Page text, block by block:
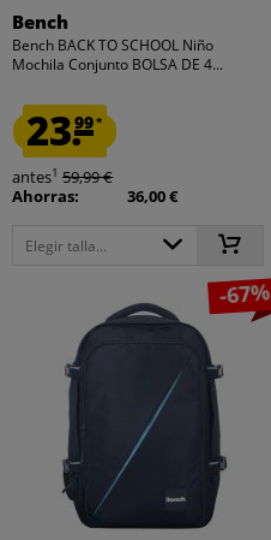
Bench
Bench BACK TO SCHOOL Niño
Mochila Conjunto BOLSA DE 4...
23.99*
antes1 59,99 €
Ahorras:
36,00 €
Elegir talla...
-67%